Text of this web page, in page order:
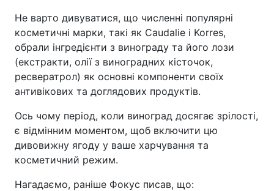
Не варто дивуватися, що численні популярні
косметичні марки, такі як Caudalie і Korres,
обрали інгредієнти з винограду та його лози
(екстракти, олії з виноградних кісточок,
ресвератрол) як основні компоненти своїх
антивікових та доглядових продуктів.
Ось чому період, коли виноград досягає зрілості,
є відмінним моментом, щоб включити цю
дивовижну ягоду у ваше харчування та
косметичний режим.
Нагадаємо, раніше Фокус писав, що: